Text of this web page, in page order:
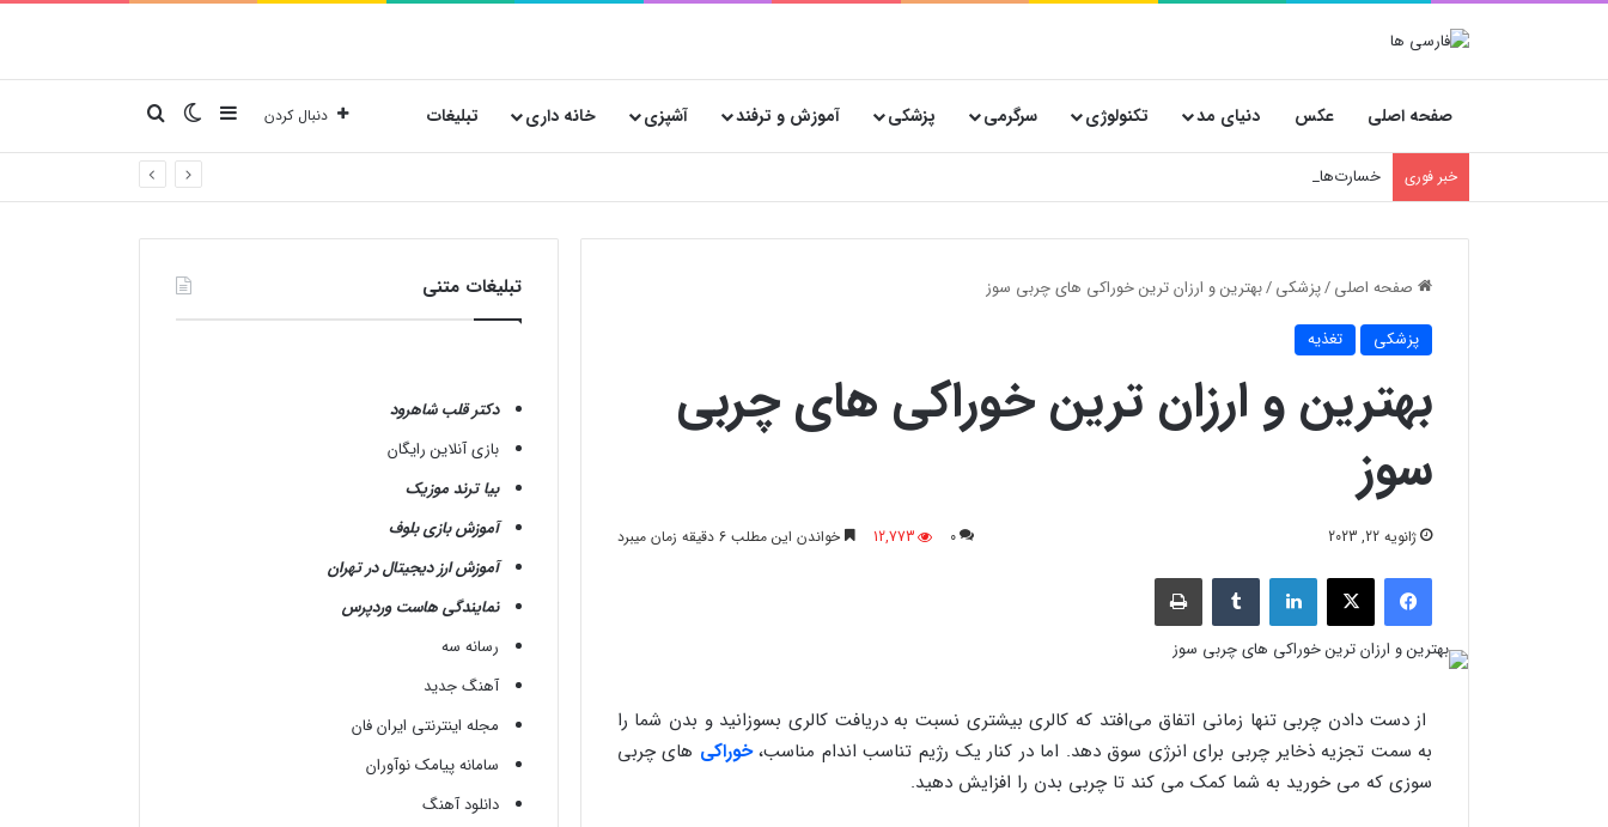
صفحه اصلی عکس دنیای مد تکنولوژی سرگرمی پزشکی آموزش و ترفند آشپزی خانه داری تبلیغات دنبال کردن نوارکناریتغییر پوسته
جستجو برای
خبر فوری خسارت‌های پنهان فروشگاه‌ها؛ چرا انتخاب کارتن پستی حیاتی است؟
صفحه اصلی/پزشکی/بهترین و ارزان ترین خوراکی های چربی سوز
پزشکی تغذیه
بهترین و ارزان ترین خوراکی های چربی
سوز
ژانویه 22, 2023 0
12,773 خواندن این مطلب 6 دقیقه زمان میبرد
فیسبوک X لینکدین ‫تامبلر چاپ
از دست دادن چربی تنها زمانی اتفاق می‌افتد که کالری بیشتری نسبت به دریافت کالری بسوزانید و بدن شما را
به سمت تجزیه ذخایر چربی برای انرژی سوق دهد. اما در کنار یک رژیم تناسب اندام مناسب،خوراکی های چربی
سوزی که می خورید به شما کمک می کند تا چربی بدن را افزایش دهید.
تبلیغات متنی
دکتر قلب شاهرود
بازی آنلاین رایگان
بیا ترند موزیک
آموزش بازی بلوف
آموزش ارز دیجیتال در تهران
نمایندگی هاست وردپرس
رسانه سه
آهنگ جدید
مجله اینترنتی ایران فان
سامانه پیامک نوآوران
دانلود آهنگ